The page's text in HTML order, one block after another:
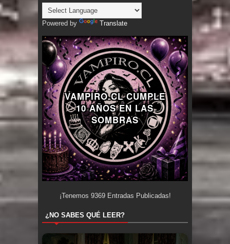
Powered by Translate
VAMPIRO.CL CUMPLE
10 AÑOS EN LAS
SOMBRAS
¡Tenemos 9369Entradas Publicadas!
¿NO SABES QUÉ LEER?